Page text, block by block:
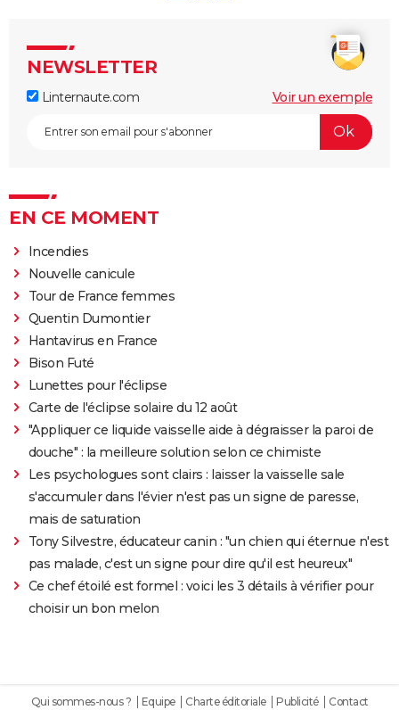
NEWSLETTER
Linternaute.com Voir un exemple
EN CE MOMENT
Incendies
Nouvelle canicule
Tour de France femmes
Quentin Dumontier
Hantavirus en France
Bison Futé
Lunettes pour l'éclipse
Carte de l'éclipse solaire du 12 août
"Appliquer ce liquide vaisselle aide à dégraisser la paroi de
douche" : la meilleure solution selon ce chimiste
Les psychologues sont clairs : laisser la vaisselle sale
s'accumuler dans l'évier n'est pas un signe de paresse,
mais de saturation
Tony Silvestre, éducateur canin : "un chien qui éternue n'est
pas malade, c'est un signe pour dire qu'il est heureux"
Ce chef étoilé est formel : voici les 3 détails à vérifier pour
choisir un bon melon
Qui sommes-nous ? Equipe Charte éditoriale Publicité
Contact